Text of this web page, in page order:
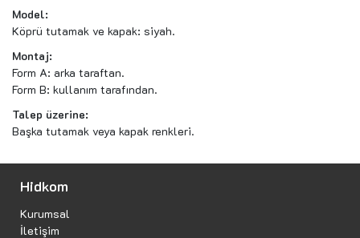
Model:
Köprü tutamak ve kapak: siyah.
Montaj:
Form A: arka taraftan.
Form B: kullanım tarafından.
Talep üzerine:
Başka tutamak veya kapak renkleri.
Hidkom
Kurumsal
İletişim